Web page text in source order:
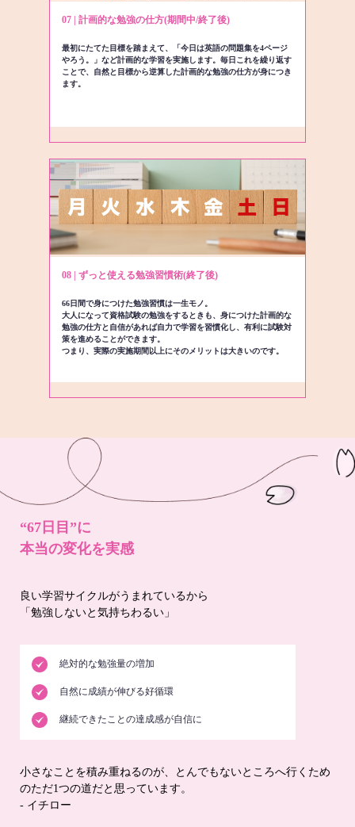
07 | 計画的な勉強の仕方(期間中/終了後)
最初にたてた目標を踏まえて、「今日は英語の問題集を4ページ
やろう。」など計画的な学習を実施します。毎日これを繰り返す
ことで、自然と目標から逆算した計画的な勉強の仕方が身につき
ます。
08 | ずっと使える勉強習慣術(終了後)
66日間で身につけた勉強習慣は一生モノ。
大人になって資格試験の勉強をするときも、身につけた計画的な
勉強の仕方と自信があれば自力で学習を習慣化し、有利に試験対
策を進めることができます。
つまり、実際の実施期間以上にそのメリットは大きいのです。
“67日目”に
本当の変化を実感
良い学習サイクルがうまれているから
「勉強しないと気持ちわるい」
絶対的な勉強量の増加
自然に成績が伸びる好循環
継続できたことの達成感が自信に
小さなことを積み重ねるのが、とんでもないところへ行くため
のただ1つの道だと思っています。
- イチロー